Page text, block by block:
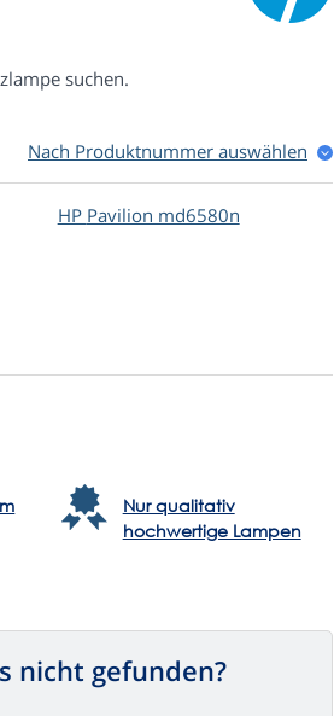
suchen.
Nach Produktnummer auswählen
HP Pavilion md6580n
Nur qualitativ
hochwertige Lampen
nicht gefunden?